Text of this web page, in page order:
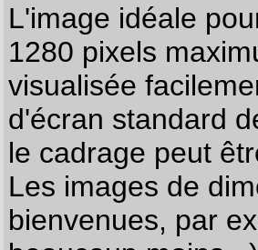
L'image idéale
1280 pixels
visualisée
d'écran standard
le cadrage peut
Les images de
bienvenues, par